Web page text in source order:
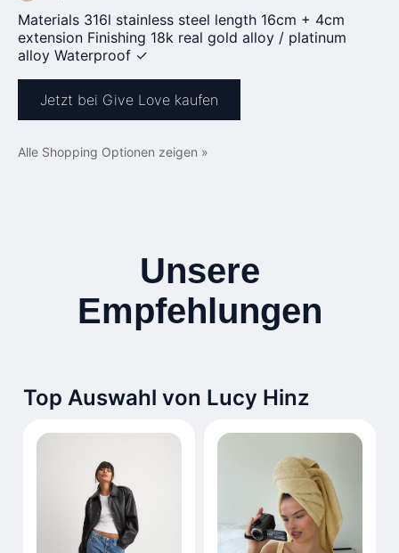
Materials 316l stainless steel length 16cm + 4cm
extension Finishing 18k real gold alloy / platinum
alloy Waterproof ✓
Jetzt bei Give Love kaufen
Alle Shopping Optionen zeigen »
Unsere
Empfehlungen
Top Auswahl von Lucy Hinz